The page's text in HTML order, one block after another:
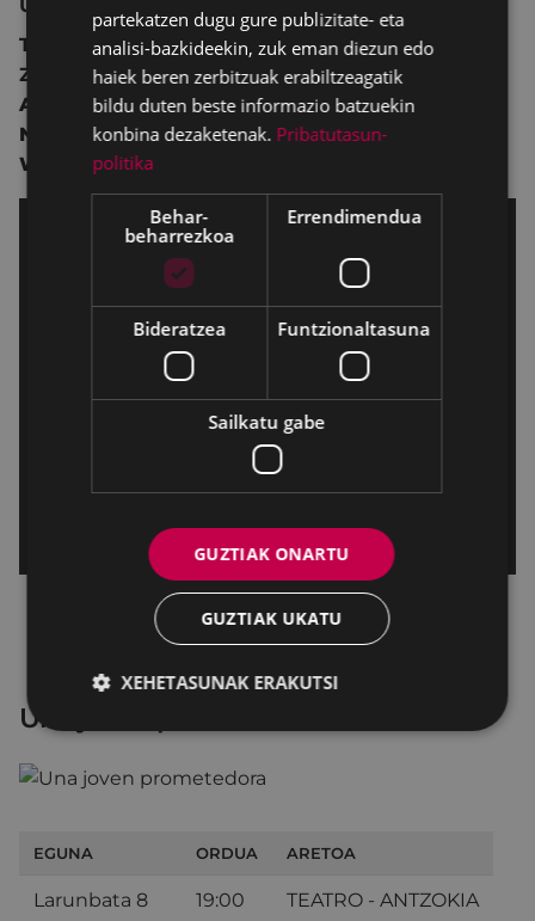
USA 2021 100 min.
Thrillerra.
Zuzendaritza:Taylor Sheridan.
Antzezleak:Angelina Jolie, Jon Bernthal,
Nicholas Hoult, Aidan Gillen, Tyler Perry,
Weber.
Una joven prometedora
EGUNA ORDUA ARETOA
Larunbata 8 19:00 TEATRO - ANTZOKIA
partekatzen dugu gure publizitate- eta
analisi-bazkideekin, zuk eman diezun edo
haiek beren zerbitzuak erabiltzeagatik
bildu duten beste informazio batzuekin
konbina dezaketenak. Pribatutasun-
politika
Behar-
beharrezkoa
Errendimendua
Bideratzea Funtzionaltasuna
Sailkatu gabe
GUZTIAK ONARTU
GUZTIAK UKATU
XEHETASUNAK ERAKUTSI